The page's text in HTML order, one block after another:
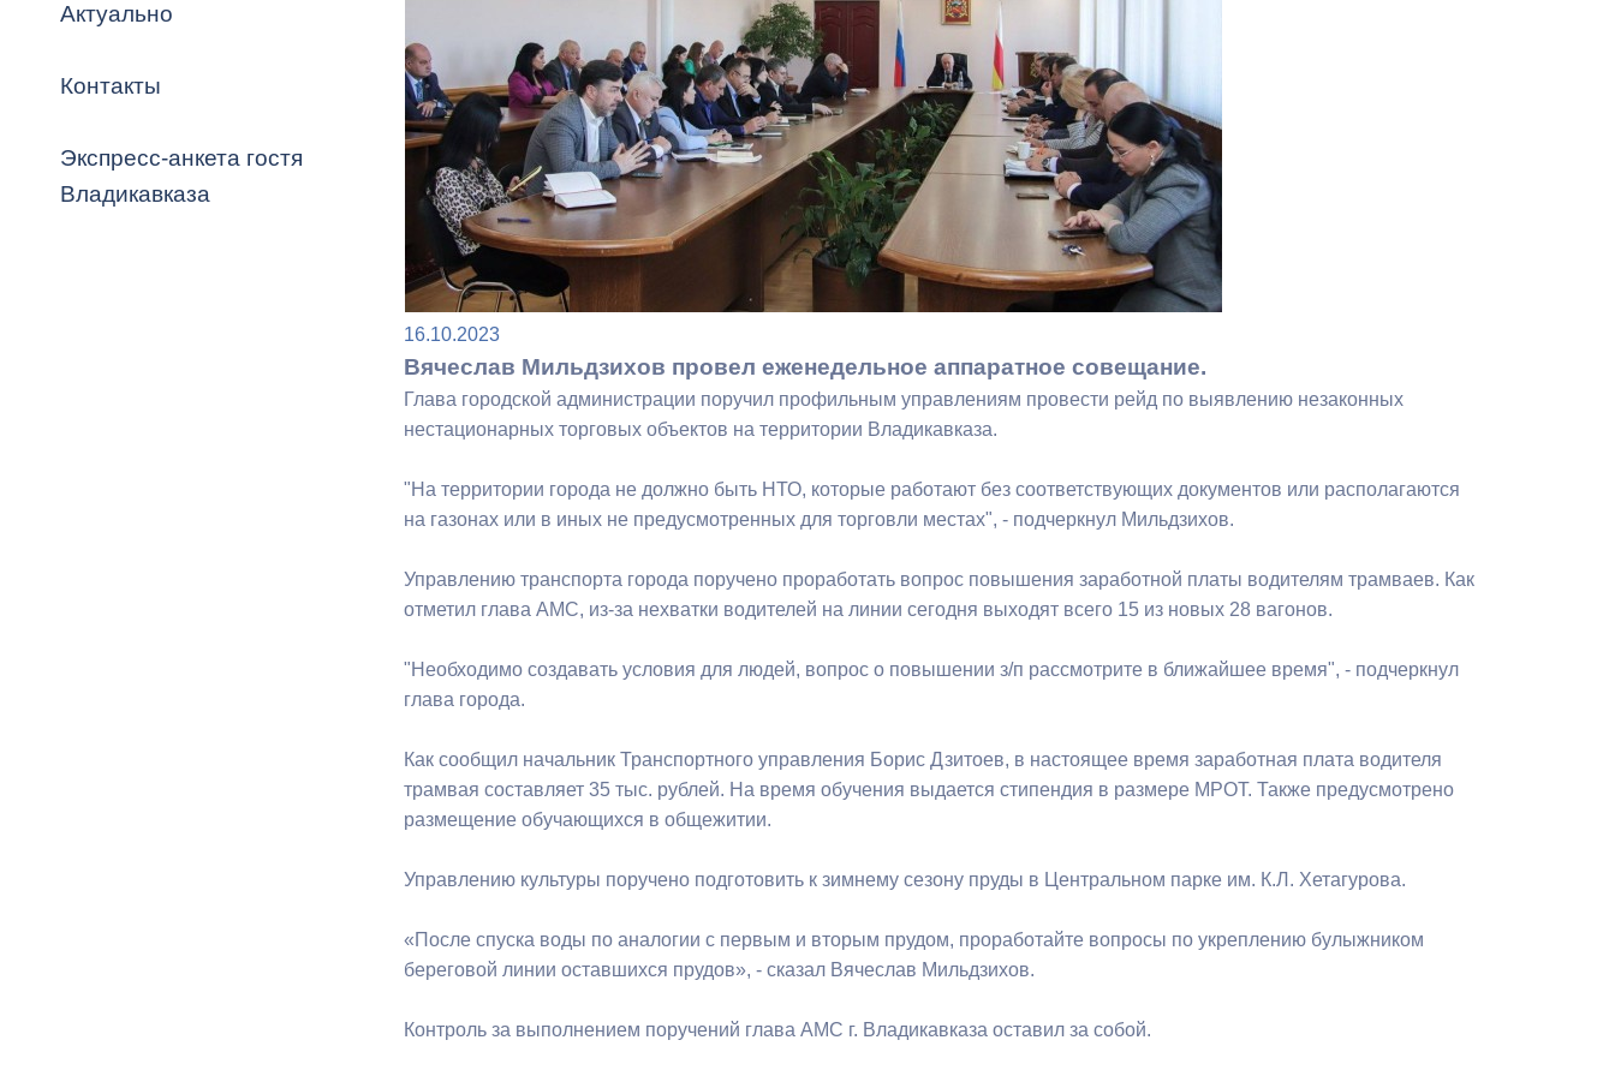
Кадровая политика
ОРВ и экспертиза НПА Контактная информация Градостроительная деятельность
Оценка деятельности органов
местного самоуправления
Списки граждан, состоящих на
учете в качестве нуждающихся в
улучшении жилищных условий по
г. Владикавказ
Формирование комфортной
городской среды
Бюджет для граждан
Пространственные сведения
Открытые данные
документов стратегического
планирования
чрезвычайных ситуациях
Незаконное строительство
проверок
действий органов местного
самоуправления
органа
Муниципальный контроль Выборы 2026
Актуально
Контакты
Экспресс-анкета гостя
Владикавказа
16.10.2023
Вячеслав Мильдзихов провел еженедельное аппаратное совещание.
Глава городской администрации поручил профильным управлениям провести рейд по выявлению незаконных
нестационарных торговых объектов на территории Владикавказа.
"На территории города не должно быть НТО, которые работают без соответствующих документов или располагаются
на газонах или в иных не предусмотренных для торговли местах", - подчеркнул Мильдзихов.
Управлению транспорта города поручено проработать вопрос повышения заработной платы водителям трамваев. Как
отметил глава АМС, из-за нехватки водителей на линии сегодня выходят всего 15 из новых 28 вагонов.
"Необходимо создавать условия для людей, вопрос о повышении з/п рассмотрите в ближайшее время", - подчеркнул
глава города.
Как сообщил начальник Транспортного управления Борис Дзитоев, в настоящее время заработная плата водителя
трамвая составляет 35 тыс. рублей. На время обучения выдается стипендия в размере МРОТ. Также предусмотрено
размещение обучающихся в общежитии.
Управлению культуры поручено подготовить к зимнему сезону пруды в Центральном парке им. К.Л. Хетагурова.
«После спуска воды по аналогии с первым и вторым прудом, проработайте вопросы по укреплению булыжником
береговой линии оставшихся прудов», - сказал Вячеслав Мильдзихов.
Контроль за выполнением поручений глава АМС г. Владикавказа оставил за собой.